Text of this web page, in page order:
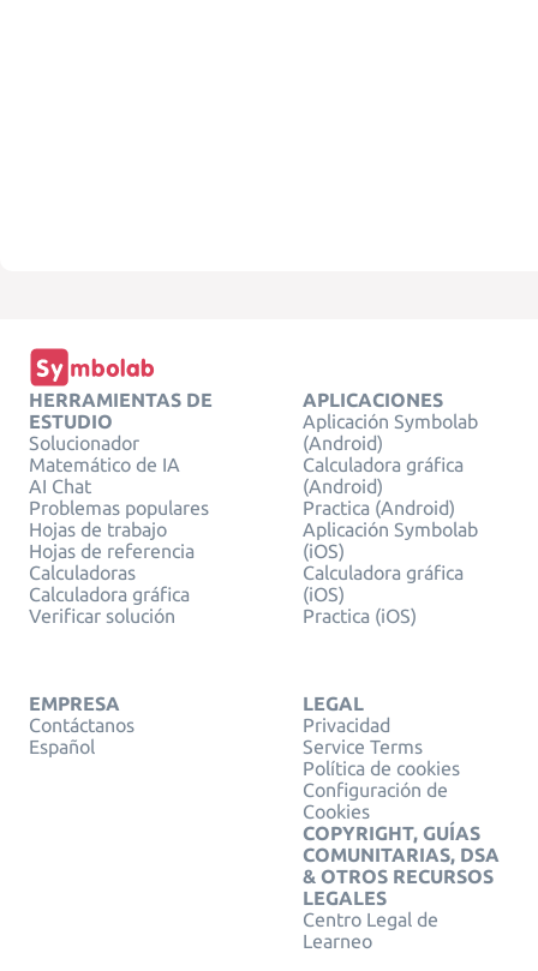
HERRAMIENTAS DE
ESTUDIO
Solucionador
Matemático de IA
AI Chat
Problemas populares
Hojas de trabajo
Hojas de referencia
Calculadoras
Calculadora gráfica
Verificar solución
APLICACIONES
Aplicación Symbolab
(Android)
Calculadora gráfica
(Android)
Practica (Android)
Aplicación Symbolab
(iOS)
Calculadora gráfica
(iOS)
Practica (iOS)
EMPRESA
Contáctanos
Español
LEGAL
Privacidad
Service Terms
Política de cookies
Configuración de
Cookies
COPYRIGHT, GUÍAS
COMUNITARIAS, DSA
& OTROS RECURSOS
LEGALES
Centro Legal de
Learneo